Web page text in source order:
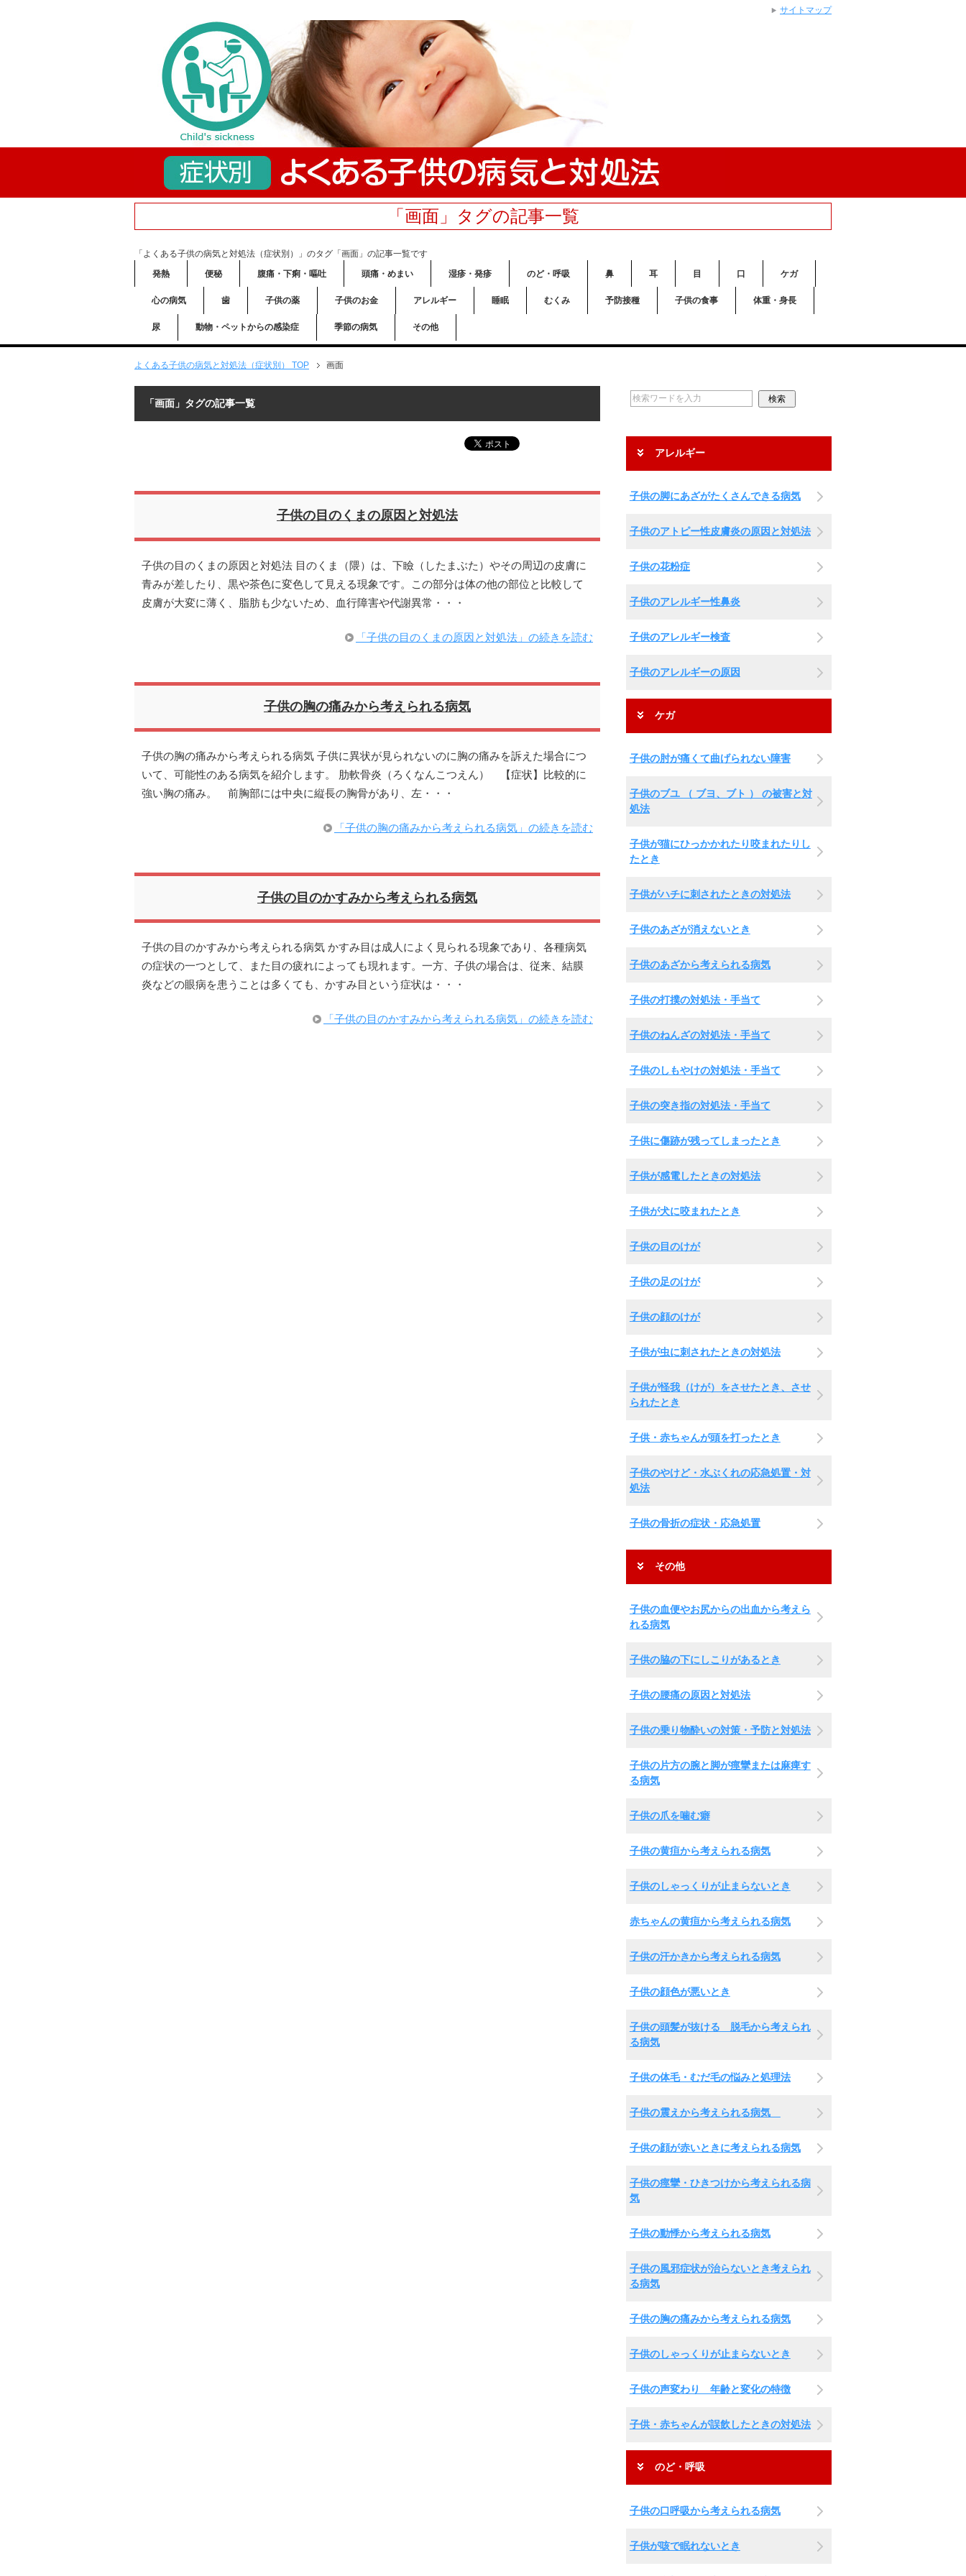
「画面」タグの記事一覧
「よくある子供の病気と対処法（症状別）」のタグ「画面」の記事一覧です
発熱
便秘 腹痛・下痢・嘔吐 頭痛・めまい 湿疹・発疹 のど・呼吸 鼻 耳 目 口 ケガ
心の病気 歯 子供の薬 子供のお金 アレルギー 睡眠 むくみ 予防接種 子供の食事 体重・身長
尿 動物・ペットからの感染症 季節の病気 その他
よくある子供の病気と対処法（症状別） TOP 画面
「画面」タグの記事一覧
子供の目のくまの原因と対処法
子供の目のくまの原因と対処法 目のくま（隈）は、下瞼（したまぶた）やその周辺の皮膚に
青みが差したり、黒や茶色に変色して見える現象です。この部分は体の他の部位と比較して
皮膚が大変に薄く、脂肪も少ないため、血行障害や代謝異常・・・
「子供の目のくまの原因と対処法」の続きを読む
子供の胸の痛みから考えられる病気
子供の胸の痛みから考えられる病気 子供に異状が見られないのに胸の痛みを訴えた場合につ
いて、可能性のある病気を紹介します。 肋軟骨炎（ろくなんこつえん） 【症状】比較的に
強い胸の痛み。 前胸部には中央に縦長の胸骨があり、左・・・
「子供の胸の痛みから考えられる病気」の続きを読む
子供の目のかすみから考えられる病気
子供の目のかすみから考えられる病気 かすみ目は成人によく見られる現象であり、各種病気
の症状の一つとして、また目の疲れによっても現れます。一方、子供の場合は、従来、結膜
炎などの眼病を患うことは多くても、かすみ目という症状は・・・
「子供の目のかすみから考えられる病気」の続きを読む
アレルギー
子供の脚にあざがたくさんできる病気
子供のアトピー性皮膚炎の原因と対処法
子供の花粉症
子供のアレルギー性鼻炎
子供のアレルギー検査
子供のアレルギーの原因
ケガ
子供の肘が痛くて曲げられない障害
子供のブユ （ ブヨ、ブト ） の被害と対
処法
子供が猫にひっかかれたり咬まれたりし
たとき
子供がハチに刺されたときの対処法
子供のあざが消えないとき
子供のあざから考えられる病気
子供の打撲の対処法・手当て
子供のねんざの対処法・手当て
子供のしもやけの対処法・手当て
子供の突き指の対処法・手当て
子供に傷跡が残ってしまったとき
子供が感電したときの対処法
子供が犬に咬まれたとき
子供の目のけが
子供の足のけが
子供の顔のけが
子供が虫に刺されたときの対処法
子供が怪我（けが）をさせたとき、させ
られたとき
子供・赤ちゃんが頭を打ったとき
子供のやけど・水ぶくれの応急処置・対
処法
子供の骨折の症状・応急処置
その他
子供の血便やお尻からの出血から考えら
れる病気
子供の脇の下にしこりがあるとき
子供の腰痛の原因と対処法
子供の乗り物酔いの対策・予防と対処法
子供の片方の腕と脚が痙攣または麻痺す
る病気
子供の爪を噛む癖
子供の黄疸から考えられる病気
子供のしゃっくりが止まらないとき
赤ちゃんの黄疸から考えられる病気
子供の汗かきから考えられる病気
子供の顔色が悪いとき
子供の頭髪が抜ける 脱毛から考えられ
る病気
子供の体毛・むだ毛の悩みと処理法
子供の震えから考えられる病気
子供の顔が赤いときに考えられる病気
子供の痙攣・ひきつけから考えられる病
気
子供の動悸から考えられる病気
子供の風邪症状が治らないとき考えられ
る病気
子供の胸の痛みから考えられる病気
子供のしゃっくりが止まらないとき
子供の声変わり 年齢と変化の特徴
子供・赤ちゃんが誤飲したときの対処法
のど・呼吸
子供の口呼吸から考えられる病気
子供が咳で眠れないとき
サイトマップ